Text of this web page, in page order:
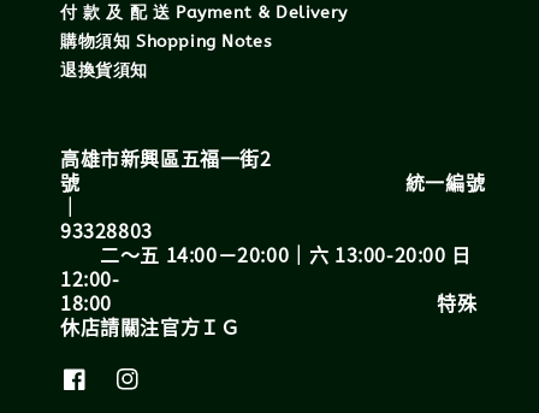
付 款 及 配 送 Payment & Delivery
購物須知 Shopping Notes
退換貨須知
高雄市新興區五福一街2
號 統一編號
｜
93328803
二～五 14:00－20:00｜六 13:00-20:00 日
12:00-
18:00 特殊
休店請關注官方ＩＧ